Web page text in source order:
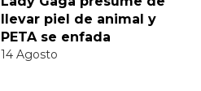
llevar piel de animal y
PETA se enfada
14 Agosto